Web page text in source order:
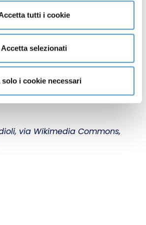
tutti i cookie
Accetta selezionati
solo i cookie necessari
colmarlo con la consapevolezza
continuare a seminare,
pulito e giusto è un diritto di
l’utopicità ne è la chiave di
diAlessandro Mostaccio,
Consumatori.
via Wikimedia Commons,